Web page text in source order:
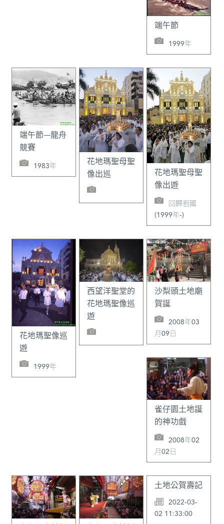
端午節
1999年
端午節—龍舟
競賽
1983年
花地瑪聖母聖
像出巡
花地瑪聖母聖
像出遊
回歸祖國
(1999年-)
花地瑪聖像巡
遊
1999年
西望洋聖堂的
花地瑪聖像巡
遊
沙梨頭土地廟
賀誕
2008年03
月09日
雀仔園土地誕
的神功戲
2008年02
月02日
土地公賀壽記
2022-03-
02 11:33:00